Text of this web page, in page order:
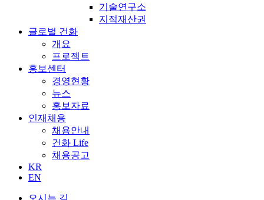
기술연구소
지적재산권
글로벌 건화
개요
프로젝트
홍보센터
경영현황
뉴스
홍보자료
인재채용
채용안내
건화 Life
채용공고
KR
EN
오시는 길